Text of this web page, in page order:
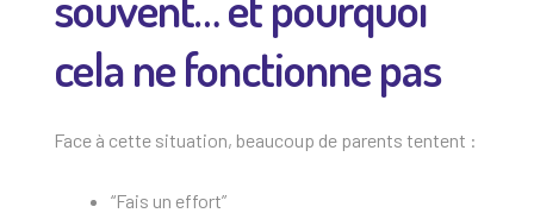
cela ne fonctionne pas
Face à cette situation, beaucoup de parents tentent :
“Fais un effort”